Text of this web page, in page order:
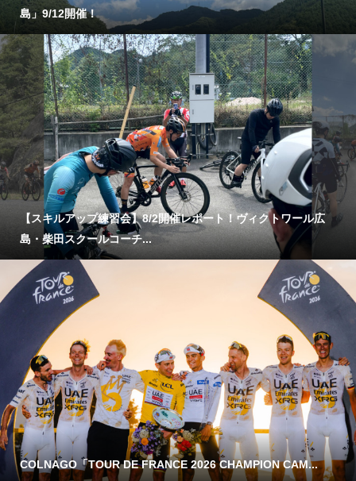
島」9/12開催！
【スキルアップ練習会】8/2開催レポート！ヴィクトワール広
島・柴田スクールコーチ...
COLNAGO「TOUR DE FRANCE 2026 CHAMPION CAM...